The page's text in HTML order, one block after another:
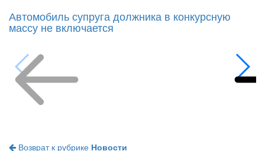
массу не включается